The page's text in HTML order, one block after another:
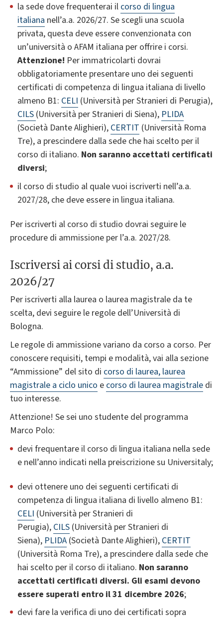
la sede dove frequenterai il corso di lingua
italiana nell’a.a. 2026/27. Se scegli una scuola
privata, questa deve essere convenzionata con
un’università o AFAM italiana per offrire i corsi.
Attenzione! Per immatricolarti dovrai
obbligatoriamente presentare uno dei seguenti
certificati di competenza di lingua italiana di livello
almeno B1: CELI (Università per Stranieri di Perugia),
CILS (Università per Stranieri di Siena), PLIDA
(Società Dante Alighieri), CERTIT (Università Roma
Tre), a prescindere dalla sede che hai scelto per il
corso di italiano. Non saranno accettati certificati
diversi;
il corso di studio al quale vuoi iscriverti nell’a.a.
2027/28, che deve essere in lingua italiana.
Per iscriverti al corso di studio dovrai seguire le
procedure di ammissione per l’a.a. 2027/28.
Iscriversi ai corsi di studio, a.a.
2026/27
Per iscriverti alla laurea o laurea magistrale da te
scelta, devi seguire le regole dell’Università di
Bologna.
Le regole di ammissione variano da corso a corso. Per
conoscere requisiti, tempi e modalità, vai alla sezione
“Ammissione” del sito di corso di laurea, laurea
magistrale a ciclo unico e corso di laurea magistrale di
tuo interesse.
Attenzione! Se sei uno studente del programma
Marco Polo:
devi frequentare il corso di lingua italiana nella sede
e nell’anno indicati nella preiscrizione su Universitaly;
devi ottenere uno dei seguenti certificati di
competenza di lingua italiana di livello almeno B1:
CELI (Università per Stranieri di
Perugia), CILS (Università per Stranieri di
Siena), PLIDA (Società Dante Alighieri), CERTIT
(Università Roma Tre), a prescindere dalla sede che
hai scelto per il corso di italiano. Non saranno
accettati certificati diversi. Gli esami devono
essere superati entro il 31 dicembre 2026;
devi fare la verifica di uno dei certificati sopra